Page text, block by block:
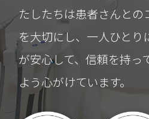
ホームページをリニュ
今後ともよろしくお願い
たしたちは患者さんとの
を大切にし、一人ひとり
が安心して、信頼を持っ
よう心がけています。